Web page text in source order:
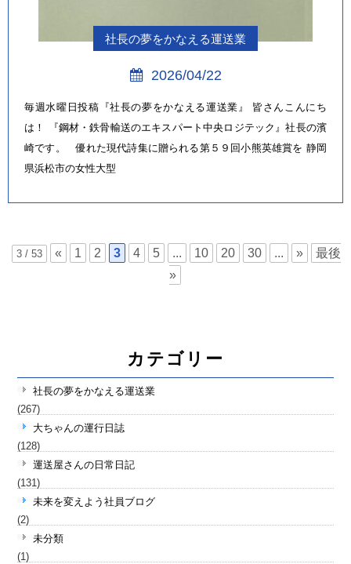
社長の夢をかなえる運送業
2026/04/22
毎週水曜日投稿『社長の夢をかなえる運送業』 皆さんこんにち
は！ 『鋼材・鉄骨輸送のエキスパート中央ロジテック』社長の濱
崎です。 優れた現代詩集に贈られる第５９回小熊英雄賞を 静岡
県浜松市の女性大型
3 / 53 « 1 2 3 4 5 ... 10 20 30 ... »
最後
»
カテゴリー
社長の夢をかなえる運送業
(267)
大ちゃんの運行日誌
(128)
運送屋さんの日常日記
(131)
未来を変えよう社員ブログ
(2)
未分類
(1)